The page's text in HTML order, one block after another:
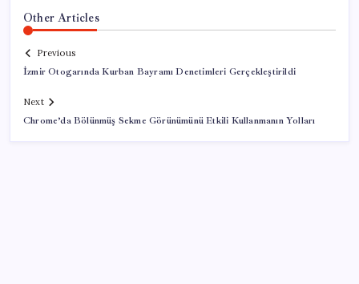
Other Articles
Previous
İzmir Otogarında Kurban Bayramı Denetimleri Gerçekleştirildi
Next
Chrome’da Bölünmüş Sekme Görünümünü Etkili Kullanmanın Yolları